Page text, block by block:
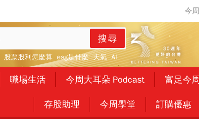
搜尋
股票股利怎麼算 esg是什麼 天氣 AI
職場生活 今周大耳朵 Podcast 富足今
存股助理 今周學堂 訂購優惠